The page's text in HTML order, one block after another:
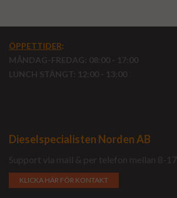
ÖPPETTIDER:
MÅNDAG-FREDAG: 08:00 - 17:00
LUNCH STÄNGT: 12:00 - 13:00
Dieselspecialisten Norden AB
Support via mail & per telefon mellan 8-17.
KLICKA HÄR FÖR KONTAKT